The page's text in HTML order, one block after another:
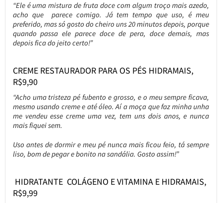
“Ele é uma mistura de fruta doce com algum troço mais azedo,
acho que parece comigo. Já tem tempo que uso, é meu
preferido, mas só gosto do cheiro uns 20 minutos depois, porque
quando passa ele parece doce de pera, doce demais, mas
depois fica do jeito certo!”
CREME RESTAURADOR PARA OS PÉS HIDRAMAIS,
R$9,90
“Acho uma tristeza pé fubento e grosso, e o meu sempre ficava,
mesmo usando creme e até óleo. Aí a moça que faz minha unha
me vendeu esse creme uma vez, tem uns dois anos, e nunca
mais fiquei sem.
Uso antes de dormir e meu pé nunca mais ficou feio, tá sempre
liso, bom de pegar e bonito na sandália. Gosto assim!”
HIDRATANTE COLÁGENO E VITAMINA E HIDRAMAIS,
R$9,99